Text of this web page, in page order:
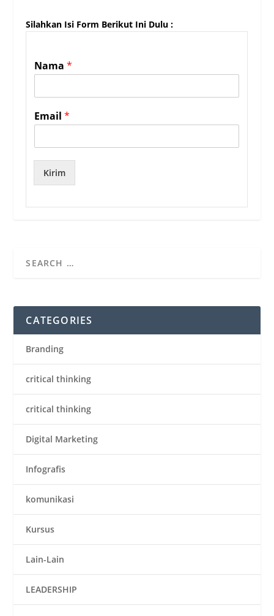
Silahkan Isi Form Berikut Ini Dulu :
Nama*
Email*
Kirim
CATEGORIES
Branding
critical thinking
critical thinking
Digital Marketing
Infografis
komunikasi
Kursus
Lain-Lain
LEADERSHIP